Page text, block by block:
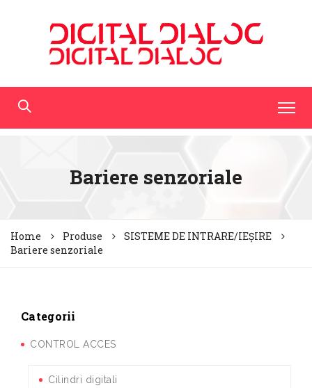
Bariere senzoriale
Home Produse
SISTEME DE INTRARE/IEȘIRE
Bariere senzoriale
Categorii
CONTROL ACCES
Cilindri digitali